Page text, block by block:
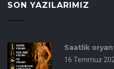
SON YAZILARIMIZ
Saatlik
16 Temmuz